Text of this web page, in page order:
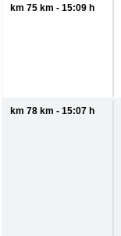
km 75 km - 15:09 h
km 78 km - 15:07 h